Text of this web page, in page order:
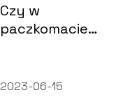
Czy w
paczkomacie
2023-06-15